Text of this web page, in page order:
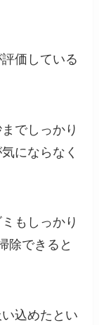
価している
でしっかり
にならなく
もしっかり
除できると
込めたとい